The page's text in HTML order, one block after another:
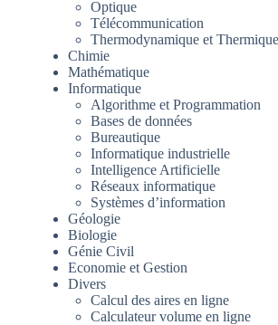
Optique
Télécommunication
Thermodynamique et Thermique
Chimie
Mathématique
Informatique
Algorithme et Programmation
Bases de données
Bureautique
Informatique industrielle
Intelligence Artificielle
Réseaux informatique
Systèmes d’information
Géologie
Biologie
Génie Civil
Economie et Gestion
Divers
Calcul des aires en ligne
Calculateur volume en ligne